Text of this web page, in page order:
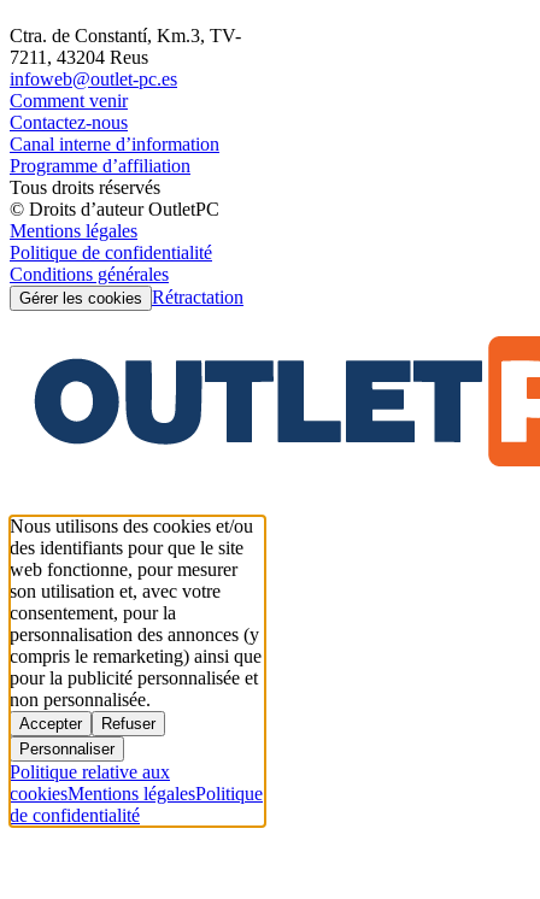
Ctra. de Constantí, Km.3, TV-
7211, 43204 Reus
infoweb@outlet-pc.es
Comment venir
Contactez-nous
Canal interne d’information
Programme d’affiliation
Tous droits réservés
© Droits d’auteur OutletPC
Mentions légales
Politique de confidentialité
Conditions générales
Gérer les cookies Rétractation
Nous utilisons des cookies et/ou
des identifiants pour que le site
web fonctionne, pour mesurer
son utilisation et, avec votre
consentement, pour la
personnalisation des annonces (y
compris le remarketing) ainsi que
pour la publicité personnalisée et
non personnalisée.
Accepter
Refuser
Personnaliser
Politique relative aux
cookiesMentions légalesPolitique
de confidentialité